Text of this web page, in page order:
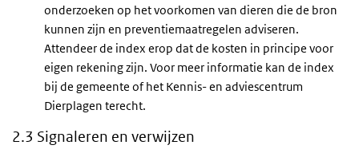
onderzoeken op het voorkomen van dieren die de bron
kunnen zijn en preventiemaatregelen adviseren.
Attendeer de index erop dat de kosten in principe voor
eigen rekening zijn. Voor meer informatie kan de index
bij de gemeente of het Kennis- en adviescentrum
Dierplagen terecht.
2.3 Signaleren en verwijzen